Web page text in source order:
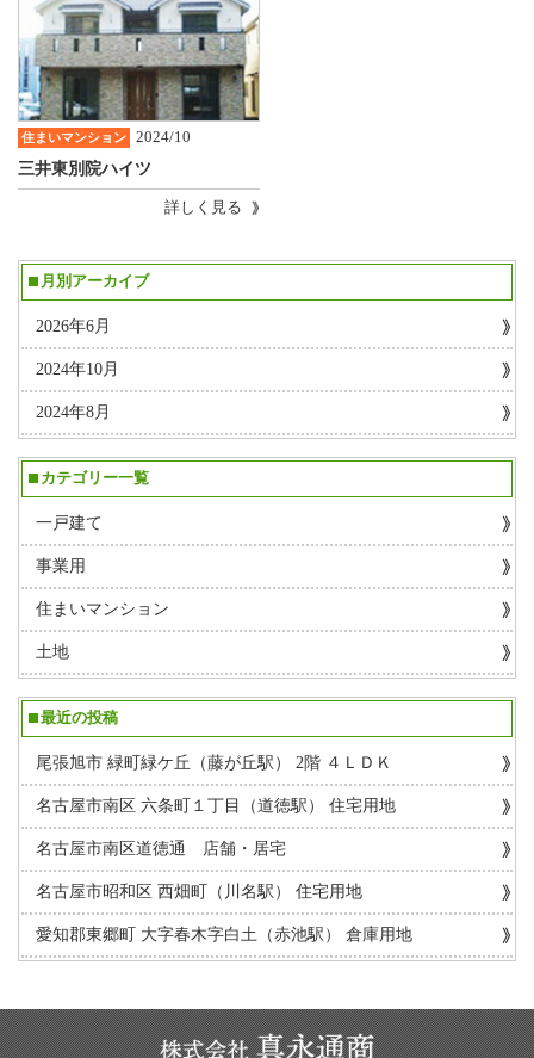
住まいマンション
2024/10
三井東別院ハイツ
詳しく見る
月別アーカイブ
2026年6月
2024年10月
2024年8月
カテゴリー一覧
一戸建て
事業用
住まいマンション
土地
最近の投稿
尾張旭市 緑町緑ケ丘（藤が丘駅） 2階 ４ＬＤＫ
名古屋市南区 六条町１丁目（道徳駅） 住宅用地
名古屋市南区道徳通 店舗・居宅
名古屋市昭和区 西畑町（川名駅） 住宅用地
愛知郡東郷町 大字春木字白土（赤池駅） 倉庫用地